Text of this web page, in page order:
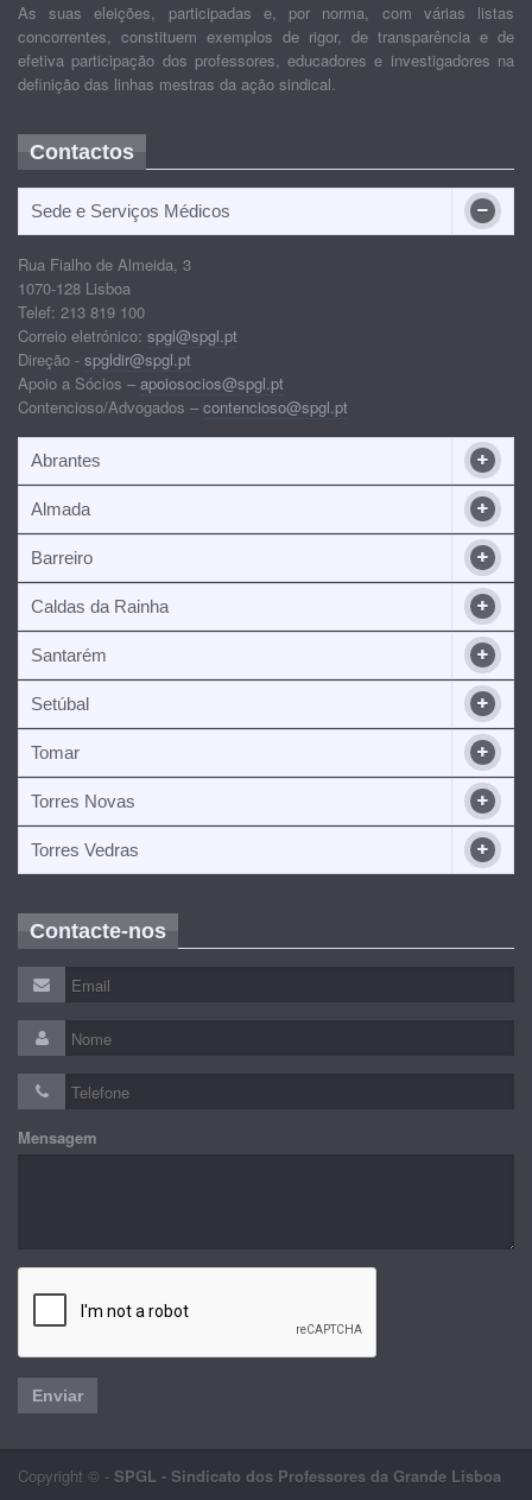
As suas eleições, participadas e, por norma, com várias listas
concorrentes, constituem exemplos de rigor, de transparência e de
efetiva participação dos professores, educadores e investigadores na
definição das linhas mestras da ação sindical.
Contactos
Sede e Serviços Médicos
Rua Fialho de Almeida, 3
1070-128 Lisboa
Telef: 213 819 100
Correio eletrónico: spgl@spgl.pt
Direção - spgldir@spgl.pt
Apoio a Sócios – apoiosocios@spgl.pt
Contencioso/Advogados – contencioso@spgl.pt
Abrantes
Almada
Barreiro
Caldas da Rainha
Santarém
Setúbal
Tomar
Torres Novas
Torres Vedras
Contacte-nos
Mensagem
Enviar
Copyright © - SPGL - Sindicato dos Professores da Grande Lisboa